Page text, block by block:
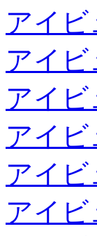
アイ
アイ
アイ
アイ
アイ
アイ